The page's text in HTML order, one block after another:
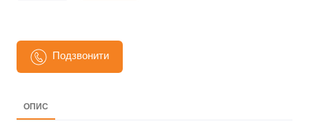
Подзвонити
ОПИС